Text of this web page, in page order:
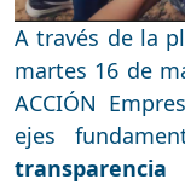
A través de la
martes 16 de
ACCIÓN
ejes